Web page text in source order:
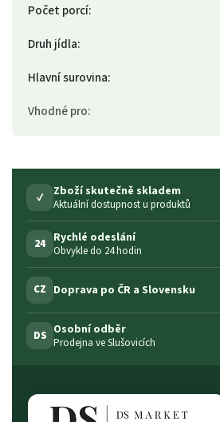
Počet porcí:
Druh jídla:
Hlavní surovina:
Vhodné pro:
✓ Zboží skutečně skladem
Aktuální dostupnost u produktů
24 Rychlé odeslání
Obvykle do 24 hodin
CZ Doprava po ČR a Slovensku
DS Osobní odběr
Prodejna ve Slušovicích